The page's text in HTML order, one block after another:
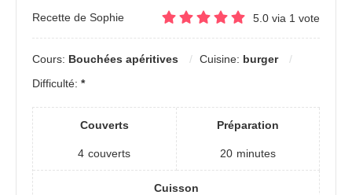
Recette de Sophie 5.0 via 1 vote
Cours: Bouchées apéritives Cuisine: burger
Difficulté: *
Couverts
4 couverts
Préparation
20 minutes
Cuisson